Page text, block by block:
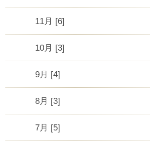
11月 [6]
10月 [3]
9月 [4]
8月 [3]
7月 [5]